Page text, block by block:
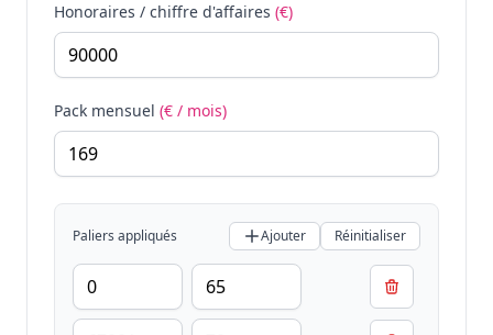
Honoraires / chiffre d'affaires (€)
Pack mensuel (€ / mois)
Paliers appliqués Ajouter Réinitialiser